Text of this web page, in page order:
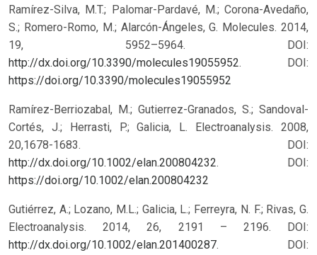
Ramírez-Silva, M.T.; Palomar-Pardavé, M.; Corona-Avedaño,
S.; Romero-Romo, M.; Alarcón-Ángeles, G. Molecules. 2014,
19, 5952–5964. DOI:
http://dx.doi.org/10.3390/molecules19055952.
DOI:
https://doi.org/10.3390/molecules19055952
Ramírez-Berriozabal, M.; Gutierrez-Granados, S.; Sandoval-
Cortés, J.; Herrasti, P.; Galicia, L. Electroanalysis. 2008,
20,1678-1683. DOI:
http://dx.doi.org/10.1002/elan.200804232.
DOI:
https://doi.org/10.1002/elan.200804232
Gutiérrez, A.; Lozano, M.L.; Galicia, L.; Ferreyra, N. F.; Rivas, G.
Electroanalysis. 2014, 26, 2191 – 2196. DOI:
http://dx.doi.org/10.1002/elan.201400287.
DOI: